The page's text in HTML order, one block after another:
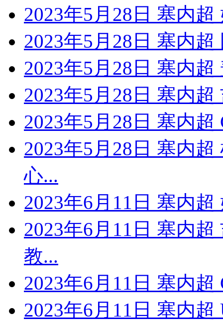
2023年5月28日 塞内
2023年5月28日 塞内
2023年5月28日 塞内
2023年5月28日 塞内
2023年5月28日 塞内
2023年5月28日 塞内
心...
2023年6月11日 塞内
2023年6月11日 塞内
教...
2023年6月11日 塞内
2023年6月11日 塞内